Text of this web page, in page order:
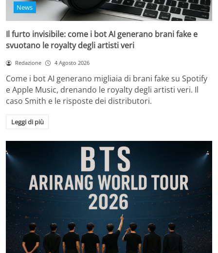
News
Il furto invisibile: come i bot AI generano brani fake e
svuotano le royalty degli artisti veri
Redazione 4 Agosto 2026
Come i bot AI generano migliaia di brani fake su Spotify
e Apple Music, drenando le royalty degli artisti veri. Il
caso Smith e le risposte dei distributori.
Leggi di più